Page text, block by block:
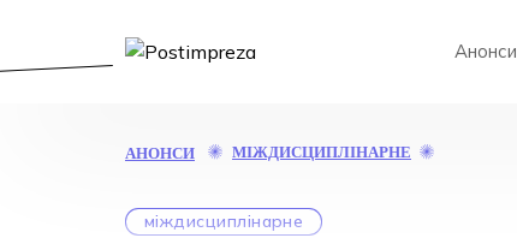
Анонси
АНОНСИ МІЖДИСЦИПЛІНАРНЕ
міждисциплінарне